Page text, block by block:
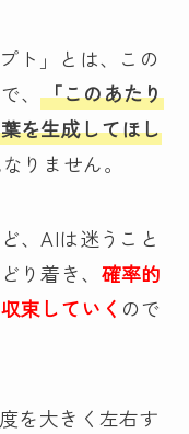
ト」とは、この
、「このあたり
を生成してほし
りません。
、AIは迷うこと
り着き、 確率的
束していく ので
を大きく左右す